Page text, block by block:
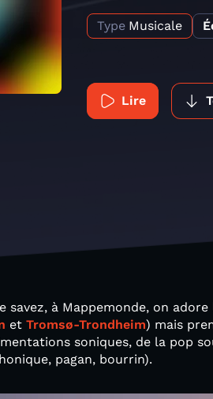
Type Musicale
Lire
savez, à Mappemonde, on
et Tromsø-Trondheim) mais
soniques, de la pop
pagan, bourrin).